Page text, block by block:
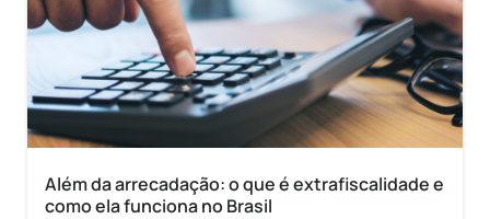
Além da arrecadação: o que é extrafiscalidade e
como ela funciona no Brasil